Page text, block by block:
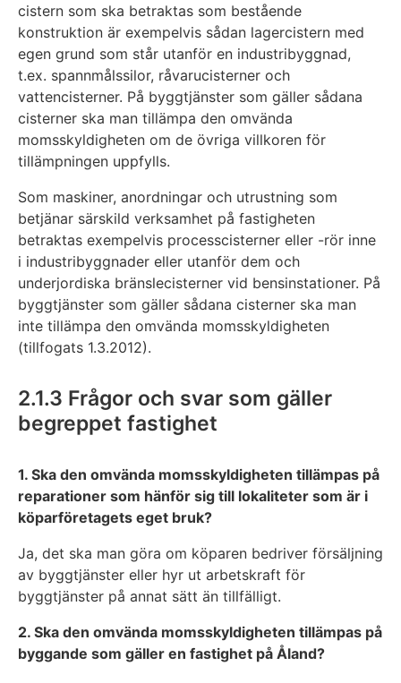
cistern som ska betraktas som bestående
konstruktion är exempelvis sådan lagercistern med
egen grund som står utanför en industribyggnad,
t.ex. spannmålssilor, råvarucisterner och
vattencisterner. På byggtjänster som gäller sådana
cisterner ska man tillämpa den omvända
momsskyldigheten om de övriga villkoren för
tillämpningen uppfylls.
Som maskiner, anordningar och utrustning som
betjänar särskild verksamhet på fastigheten
betraktas exempelvis processcisterner eller -rör inne
i industribyggnader eller utanför dem och
underjordiska bränslecisterner vid bensinstationer. På
byggtjänster som gäller sådana cisterner ska man
inte tillämpa den omvända momsskyldigheten
(tillfogats 1.3.2012).
2.1.3 Frågor och svar som gäller
begreppet fastighet
1. Ska den omvända momsskyldigheten tillämpas på
reparationer som hänför sig till lokaliteter som är i
köparföretagets eget bruk?
Ja, det ska man göra om köparen bedriver försäljning
av byggtjänster eller hyr ut arbetskraft för
byggtjänster på annat sätt än tillfälligt.
2. Ska den omvända momsskyldigheten tillämpas på
byggande som gäller en fastighet på Åland?